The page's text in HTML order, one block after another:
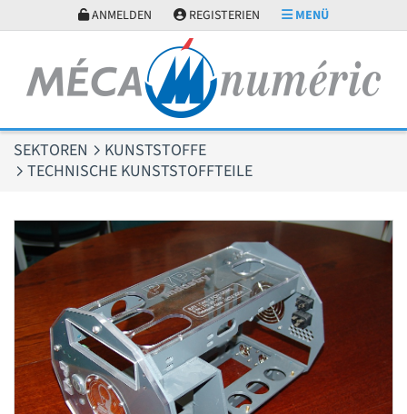
ANMELDEN REGISTERIEN MENÜ
SEKTOREN
KUNSTSTOFFE
TECHNISCHE KUNSTSTOFFTEILE
Cookie-Einstellungen